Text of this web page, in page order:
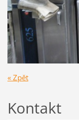
« Zpět
Kontakt